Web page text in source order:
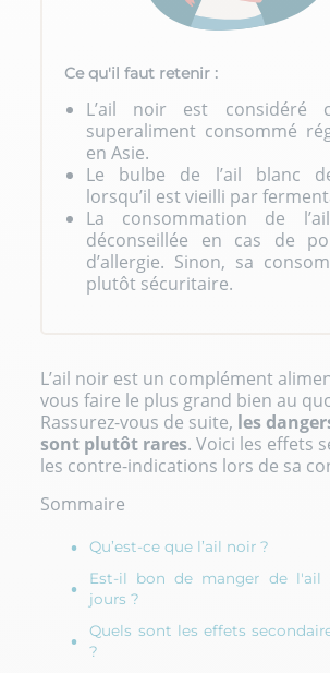
Ce qu'il faut retenir :
L’ail noir est considéré
superaliment consommé
en Asie.
Le bulbe de l’ail blanc
lorsqu’il est vieilli par
La consommation de
déconseillée en cas de
d’allergie. Sinon, sa
plutôt sécuritaire.
L’ail noir est un complément
vous faire le plus grand bien au
Rassurez-vous de suite, les
sont plutôt rares. Voici les effets
les contre-indications lors de sa
Sommaire
Qu’est-ce que l’ail noir ?
Est-il bon de manger de l'ail
jours ?
Quels sont les effets
?